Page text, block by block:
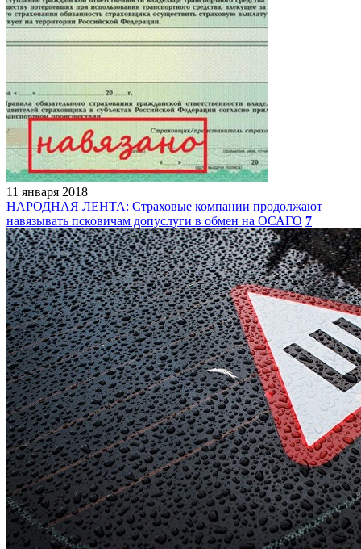
11 января 2018
НАРОДНАЯ ЛЕНТА: Страховые компании продолжают
навязывать псковичам допуслуги в обмен на ОСАГО 7